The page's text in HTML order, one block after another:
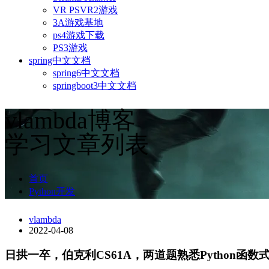
VR PSVR2游戏
3A游戏基地
ps4游戏下载
PS3游戏
spring中文文档
spring6中文文档
springboot3中文文档
vlambda博客
学习文章列表
首页
Python开发
vlambda
2022-04-08
日拱一卒，伯克利CS61A，两道题熟悉Python函数